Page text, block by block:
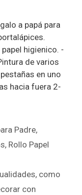
a papá para
higienico. -
de varios
en uno
hacia fuera 2-
Padre,
, Rollo Papel
, como
con